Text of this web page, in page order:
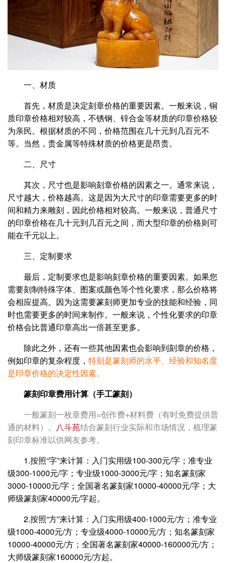
一、材质
首先，材质是决定刻章价格的重要因素。一般来说，铜
质印章价格相对较高，不锈钢、锌合金等材质的印章价格较
为亲民。根据材质的不同，价格范围在几十元到几百元不
等。当然，贵金属等特殊材质的价格更是昂贵。
二、尺寸
其次，尺寸也是影响刻章价格的因素之一。通常来说，
尺寸越大，价格越高。这是因为大尺寸的印章需要更多的时
间和精力来雕刻，因此价格相对较高。一般来说，普通尺寸
的印章价格在几十元到几百元之间，而大型印章的价格则可
能在千元以上。
三、定制要求
最后，定制要求也是影响刻章价格的重要因素。如果您
需要刻制特殊字体、图案或颜色等个性化要求，那么价格将
会相应提高。因为这需要篆刻师更加专业的技能和经验，同
时也需要更多的时间来制作。一般来说，个性化要求的印章
价格会比普通印章高出一倍甚至更多。
除此之外，还有一些其他因素也会影响到刻章的价格，
例如印章的复杂程度， 特别是篆刻师的水平、经验和知名度
是印章价格的决定性因素。
篆刻印章费用计算（手工篆刻）
一般篆刻一枚章费用=创作费+材料费（有时免费提供普
通的材料）。 八斗苑结合篆刻行业实际和市场情况，梳理篆
刻印章标准以供网友参考。
1.按照“字”来计算：入门实用级100-300元/字；准专业
级300-1000元/字；专业级1000-3000元/字；知名篆刻家
3000-10000元/字；全国著名篆刻家10000-40000元/字；大
师级篆刻家40000元/字起。
2.按照“方”来计算：入门实用级400-1000元/方；准专业
级1000-4000元/方；专业级4000-10000元/方；知名篆刻家
10000-40000元/方；全国著名篆刻家40000-160000元/方；
大师级篆刻家160000元/方起。